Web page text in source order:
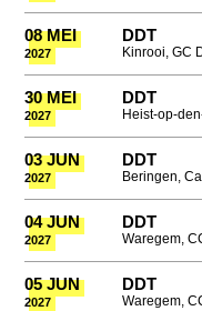
08 MEI
2027
DDT
Kinrooi, GC
30 MEI
2027
DDT
Heist-op-
03 JUN
2027
DDT
Beringen,
04 JUN
2027
DDT
Waregem,
05 JUN
2027
DDT
Waregem,